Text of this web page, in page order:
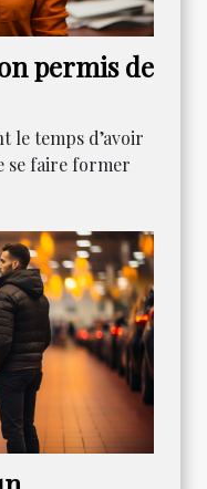
permis de
le temps d’avoir
se faire former